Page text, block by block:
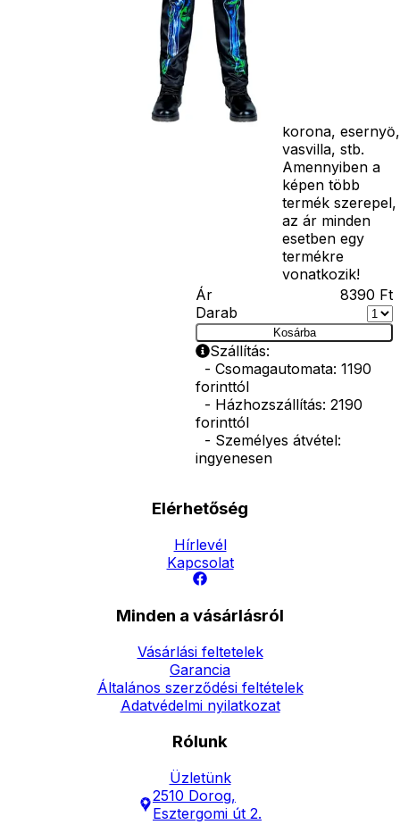
korona, esernyő,
vasvilla, stb.
Amennyiben a
képen több
termék szerepel,
az ár minden
esetben egy
termékre
vonatkozik!
Ár
8390 Ft
Darab
Kosárba
Szállítás:
- Csomagautomata: 1190
forinttól
- Házhozszállítás: 2190
forinttól
- Személyes átvétel:
ingyenesen
Elérhetőség
Hírlevél
Kapcsolat
Minden a vásárlásról
Vásárlási feltetelek
Garancia
Általános szerződési feltételek
Adatvédelmi nyilatkozat
Rólunk
Üzletünk
2510 Dorog,
Esztergomi út 2.